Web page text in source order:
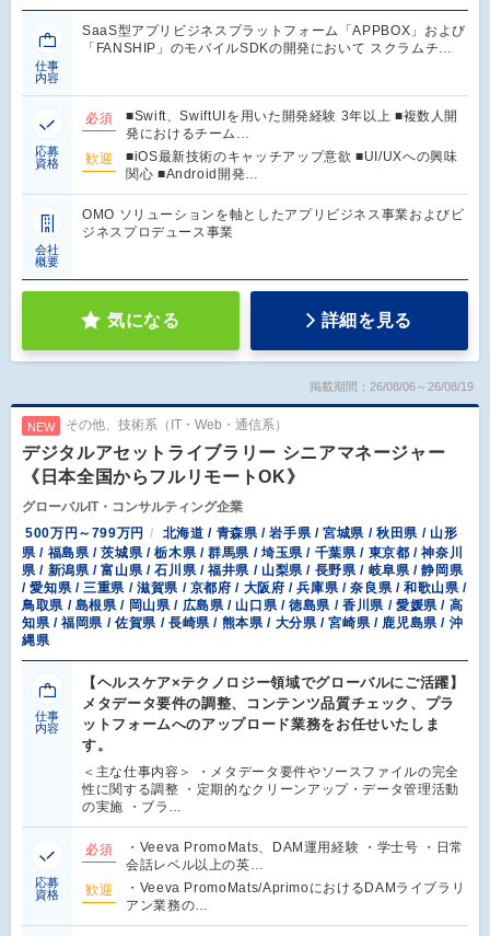
仕事
内容
SaaS型アプリビジネスプラットフォーム「APPBOX」および
「FANSHIP」のモバイルSDKの開発において スクラムチ…
応募
資格
必須
■Swift、SwiftUIを用いた開発経験 3年以上 ■複数人開
発におけるチーム…
歓迎
■iOS最新技術のキャッチアップ意欲 ■UI/UXへの興味
関心 ■Android開発…
会社
概要
OMO ソリューションを軸としたアプリビジネス事業およびビ
ジネスプロデュース事業
気になる 詳細を見る
掲載期間：26/08/06～26/08/19
NEW その他、技術系（IT・Web・通信系）
デジタルアセットライブラリー シニアマネージャー
《日本全国からフルリモートOK》
グローバルIT・コンサルティング企業
500万円～799万円
北海道 / 青森県 / 岩手県 / 宮城県 / 秋田県 / 山形
県 / 福島県 / 茨城県 / 栃木県 / 群馬県 / 埼玉県 / 千葉県 / 東京都 / 神奈川
県 / 新潟県 / 富山県 / 石川県 / 福井県 / 山梨県 / 長野県 / 岐阜県 / 静岡県
/ 愛知県 / 三重県 / 滋賀県 / 京都府 / 大阪府 / 兵庫県 / 奈良県 / 和歌山県 /
鳥取県 / 島根県 / 岡山県 / 広島県 / 山口県 / 徳島県 / 香川県 / 愛媛県 / 高
知県 / 福岡県 / 佐賀県 / 長崎県 / 熊本県 / 大分県 / 宮崎県 / 鹿児島県 / 沖
縄県
仕事
内容
【ヘルスケア×テクノロジー領域でグローバルにご活躍】
メタデータ要件の調整、コンテンツ品質チェック、プラ
ットフォームへのアップロード業務をお任せいたしま
す。
＜主な仕事内容＞ ・メタデータ要件やソースファイルの完全
性に関する調整 ・定期的なクリーンアップ・データ管理活動
の実施 ・ブラ…
応募
資格
必須
・Veeva PromoMats、DAM運用経験 ・学士号 ・日常
会話レベル以上の英…
歓迎
・Veeva PromoMats/AprimoにおけるDAMライブラリ
アン業務の…